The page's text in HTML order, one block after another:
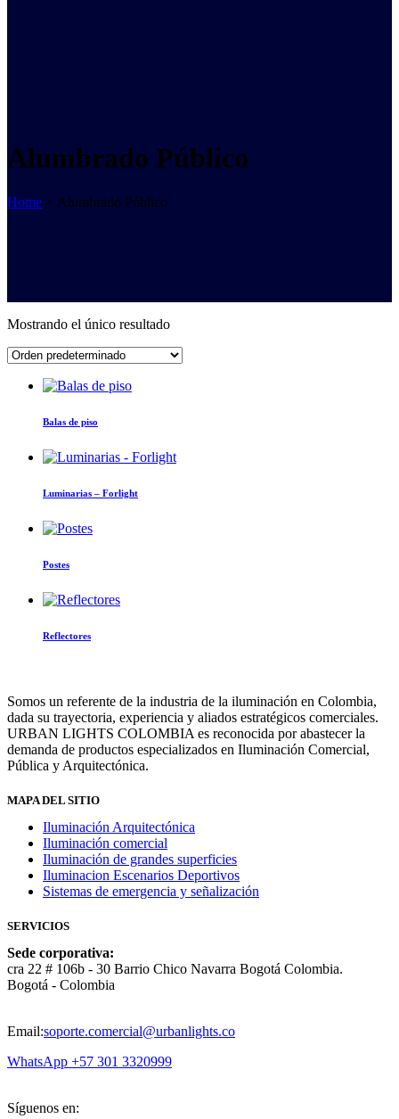
Alumbrado Público
Home > Alumbrado Público
Mostrando el único resultado
Balas de piso
Luminarias – Forlight
Postes
Reflectores
Somos un referente de la industria de la iluminación en Colombia,
dada su trayectoria, experiencia y aliados estratégicos comerciales.
URBAN LIGHTS COLOMBIA es reconocida por abastecer la
demanda de productos especializados en Iluminación Comercial,
Pública y Arquitectónica.
MAPA DEL SITIO
Iluminación Arquitectónica
Iluminación comercial
Iluminación de grandes superficies
Iluminacion Escenarios Deportivos
Sistemas de emergencia y señalización
SERVICIOS
Sede corporativa:
cra 22 # 106b - 30 Barrio Chico Navarra Bogotá Colombia.
Bogotá - Colombia
Email:soporte.comercial@urbanlights.co
WhatsApp +57 301 3320999
Síguenos en: